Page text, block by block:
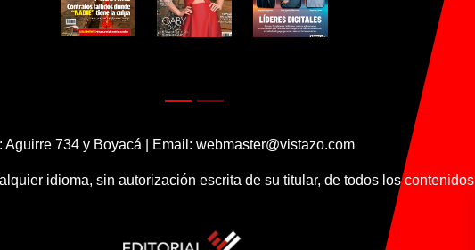
734 y Boyacá | Email: webmaster@vistazo.com
idioma, sin autorización escrita de su titular, de todos los contenidos